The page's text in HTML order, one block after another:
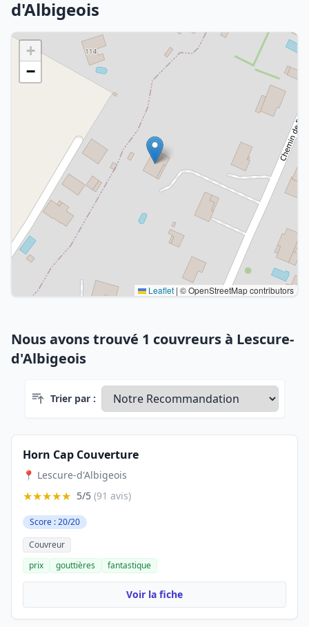
d'Albigeois
+
−
Leaflet | © OpenStreetMap contributors
Nous avons trouvé 1 couvreurs à Lescure-
d'Albigeois
Trier par :
Horn Cap Couverture
📍 Lescure-d'Albigeois
★★★★★ 5/5 (91 avis)
Score : 20/20
Couvreur
prix
gouttières fantastique
Voir la fiche